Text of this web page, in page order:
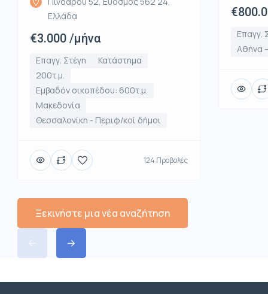
Ελλάδα
€3.000 /μήνα
Επαγγ. Στέγη
Κατάστημα
200τ.μ.
Εμβαδόν οικοπέδου: 600τ.μ.
Μακεδονία
Θεσσαλονίκη - Περιφ/κοί δήμοι
124 Προβολές
Επαγγ.
Αθήνα
Ξεκινήστε μια νέα αναζήτηση